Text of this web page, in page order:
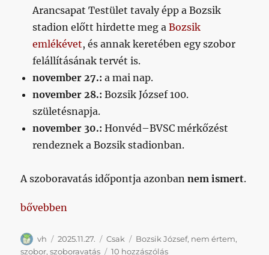
Arancsapat Testület tavaly épp a Bozsik
stadion előtt hirdette meg aBozsik
emlékévet, és annak keretében egy szobor
felállításának tervét is.
november 27.: a mai nap.
november 28.: Bozsik József 100.
születésnapja.
november 30.: Honvéd–BVSC mérkőzést
rendeznek a Bozsik stadionban.
A szoboravatás időpontja azonbannem ismert.
„Szoboravatás újratöltve”
bővebben
Szerző
vh Közzétéve
2025.11.27. Kategória
Csak Címke
Bozsik József, nem értem,
szobor,szoboravatás 10 hozzászólásSzoboravatás